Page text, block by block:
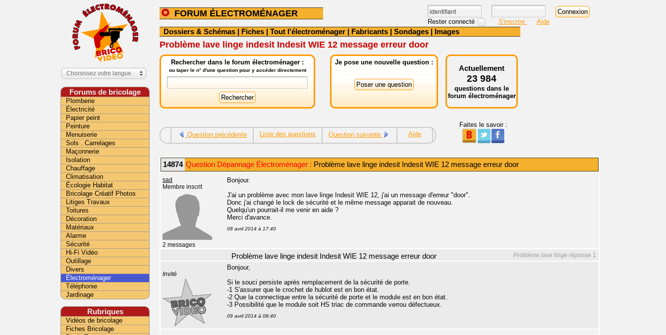
FORUM ÉLECTROMÉNAGER
Rester connecté S'inscrire Aide
Dossiers & Schémas | Fiches | Tout l'électroménager | Fabricants | Sondages | Images
Problème lave linge indesit Indesit WIE 12 message erreur door
Rechercher dans le forum électroménager :
ou taper le n° d'une question pour y accéder directement
Je pose une nouvelle question :
Actuellement
23 984
questions dans le
forum électroménager
Question précédente Liste des questions Question suivante Aide
Faites le savoir :
14874 Question Dépannage Électroménager : Problème lave linge indesit Indesit WIE 12 message erreur door
sad
Membre inscrit
2 messages
Bonjour.
J'ai un problème avec mon lave linge Indesit WIE 12, j'ai un message d'erreur "door".
Donc j'ai changé le lock de sécurité et le même message apparait de nouveau.
Quelqu'un pourrait-il me venir en aide ?
Merci d'avance.
08 avril 2014 à 17:40
Problème lave linge réponse 1
Problème lave linge indesit Indesit WIE 12 message erreur door
Invité
Bonjour,
Si le souci persiste après remplacement de la sécurité de porte.
-1 S'assurer que le crochet de hublot est en bon état.
-2 Que la connectique entre la sécurité de porte et le module est en bon état.
-3 Possibilité que le module soit HS triac de commande verrou défectueux.
09 avril 2014 à 08:40
Choisissez votre langue
Forums de bricolage
Plomberie
Électricité
Papier peint
Peinture
Menuiserie
Sols . Carrelages
Maçonnerie
Isolation
Chauffage
Climatisation
Écologie Habitat
Bricolage Créatif Photos
Litiges Travaux
Toitures
Décoration
Matériaux
Alarme
Sécurité
Hi-Fi Vidéo
Outillage
Divers
Électroménager
Téléphonie
Jardinage
Rubriques
Vidéos de bricolage
Fiches Bricolage